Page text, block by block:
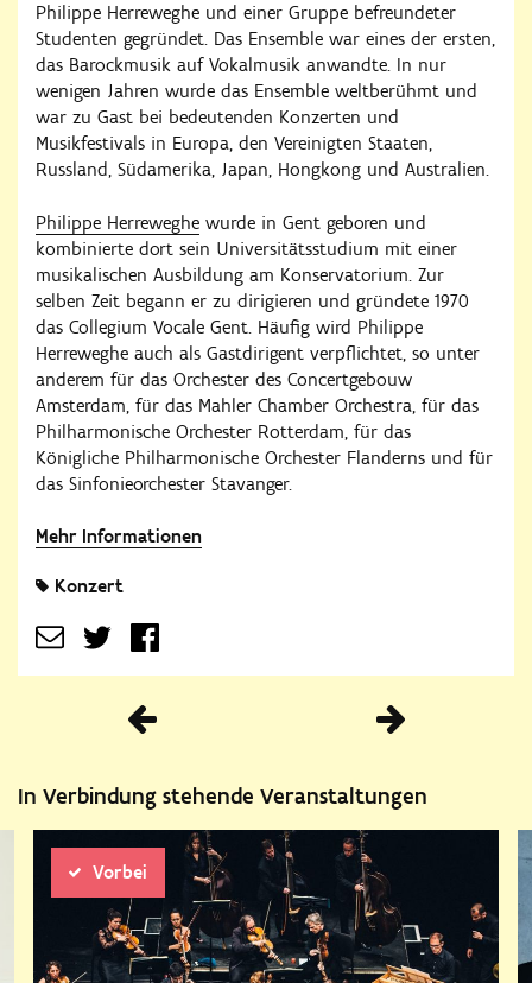
Philippe Herreweghe und einer Gruppe befreundeter
Studenten gegründet. Das Ensemble war eines der ersten,
das Barockmusik auf Vokalmusik anwandte. In nur
wenigen Jahren wurde das Ensemble weltberühmt und
war zu Gast bei bedeutenden Konzerten und
Musikfestivals in Europa, den Vereinigten Staaten,
Russland, Südamerika, Japan, Hongkong und Australien.
Philippe Herreweghe wurde in Gent geboren und
kombinierte dort sein Universitätsstudium mit einer
musikalischen Ausbildung am Konservatorium. Zur
selben Zeit begann er zu dirigieren und gründete 1970
das Collegium Vocale Gent. Häufig wird Philippe
Herreweghe auch als Gastdirigent verpflichtet, so unter
anderem für das Orchester des Concertgebouw
Amsterdam, für das Mahler Chamber Orchestra, für das
Philharmonische Orchester Rotterdam, für das
Königliche Philharmonische Orchester Flanderns und für
das Sinfonieorchester Stavanger.
Mehr Informationen
Konzert
Vorherige
In Verbindung stehende Veranstaltungen
Vorbei